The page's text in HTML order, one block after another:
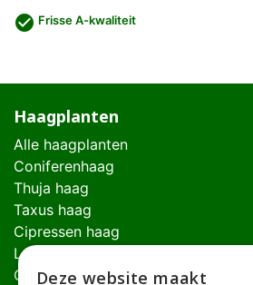
check_circle Frisse A-kwaliteit
Haagplanten
Alle haagplanten
Coniferenhaag
Thuja haag
Taxus haag
Cipressen haag
Laurierhaag
Glansmispel haag
Deze website maakt